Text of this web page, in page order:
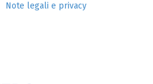
Note legali e privacy